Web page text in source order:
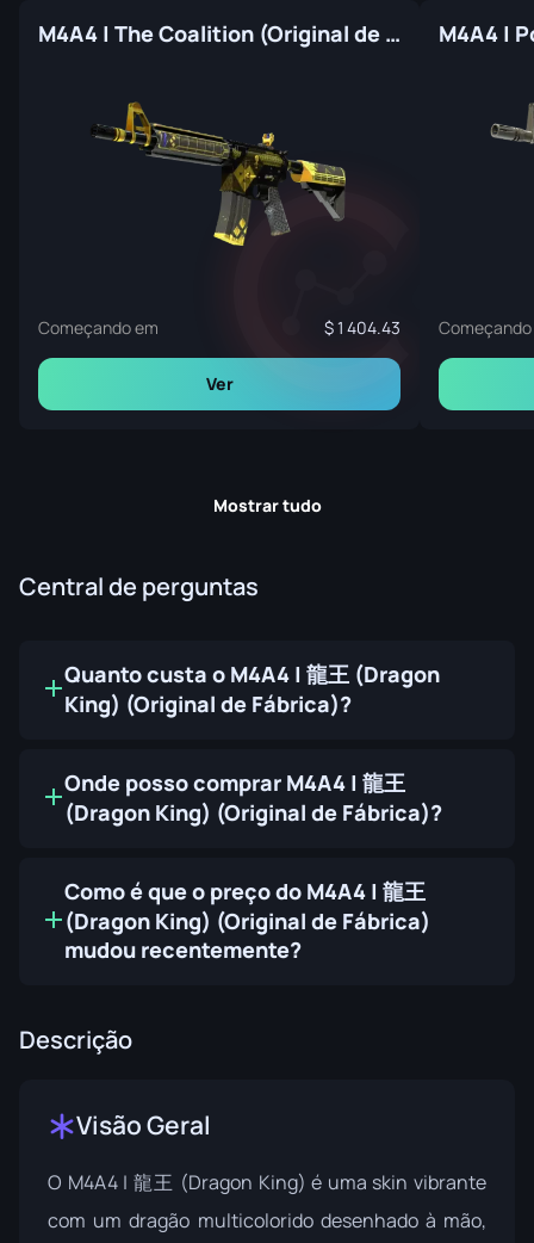
M4A4 | The Coalition (Original de Fábrica)
Começando em 1 404.43
Ver
Mostrar tudo
Central de perguntas
Quanto custa o M4A4 | 龍王 (Dragon
King) (Original de Fábrica)?
Onde posso comprar M4A4 | 龍王
(Dragon King) (Original de Fábrica)?
Como é que o preço do M4A4 | 龍王
(Dragon King) (Original de Fábrica)
mudou recentemente?
Descrição
Visão Geral
O M4A4 | 龍王 (Dragon King) é uma skin vibrante
com um dragão multicolorido desenhado à mão,